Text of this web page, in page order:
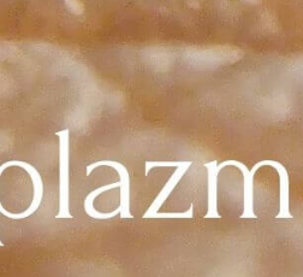
zapalenie
skóry (AZS) to